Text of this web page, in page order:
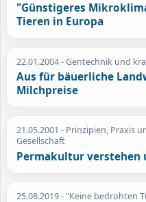
"Günstigeres
Tieren in Europa
22.01.2004- Gentechnik und
Aus für bäuerliche
Milchpreise
21.05.2001 - Prinzipien, Praxis
Gesellschaft
Permakultur verstehen
25.08.2019- "Keine bedrohten